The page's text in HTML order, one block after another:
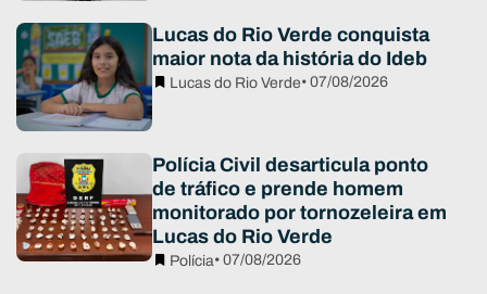
Lucas do Rio Verde conquista
maior nota da história do Ideb
Lucas do Rio Verde• 07/08/2026
Polícia Civil desarticula ponto
de tráfico e prende homem
monitorado por tornozeleira em
Lucas do Rio Verde
Polícia• 07/08/2026